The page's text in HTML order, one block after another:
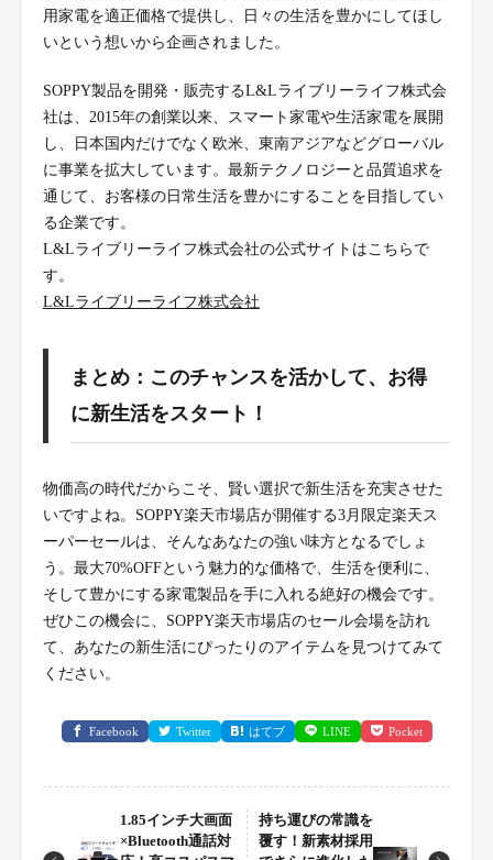
用家電を適正価格で提供し、日々の生活を豊かにしてほし
いという想いから企画されました。
SOPPY製品を開発・販売するL&Lライブリーライフ株式会
社は、2015年の創業以来、スマート家電や生活家電を展開
し、日本国内だけでなく欧米、東南アジアなどグローバル
に事業を拡大しています。最新テクノロジーと品質追求を
通じて、お客様の日常生活を豊かにすることを目指してい
る企業です。
L&Lライブリーライフ株式会社の公式サイトはこちらで
す。
L&Lライブリーライフ株式会社
まとめ：このチャンスを活かして、お得
に新生活をスタート！
物価高の時代だからこそ、賢い選択で新生活を充実させた
いですよね。SOPPY楽天市場店が開催する3月限定楽天ス
ーパーセールは、そんなあなたの強い味方となるでしょ
う。最大70%OFFという魅力的な価格で、生活を便利に、
そして豊かにする家電製品を手に入れる絶好の機会です。
ぜひこの機会に、SOPPY楽天市場店のセール会場を訪れ
て、あなたの新生活にぴったりのアイテムを見つけてみて
ください。
Facebook Twitter はてブ LINE Pocket
1.85インチ大画面
×Bluetooth通話対
持ち運びの常識を
覆す！新素材採用